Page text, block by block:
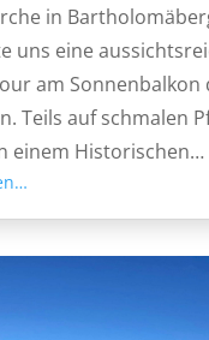
in
uns eine
am Sonnenbalkon
Teils auf schmalen
einem Historischen…